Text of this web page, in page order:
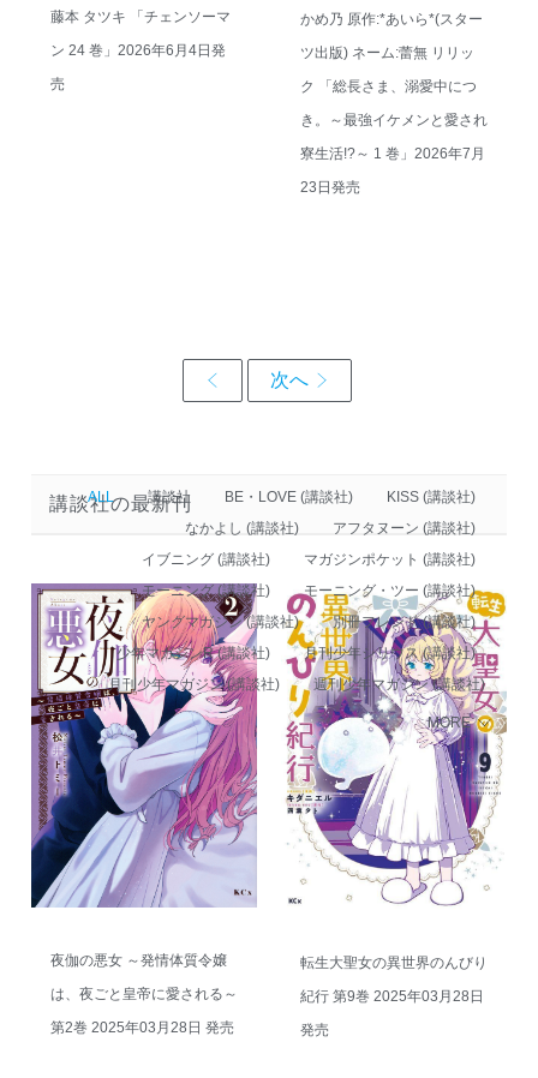
藤本 タツキ 「チェンソーマ
ン 24 巻」2026年6月4日発
売
かめ乃 原作:*あいら*(スター
ツ出版) ネーム:蕾無 リリッ
ク 「総長さま、溺愛中につ
き。～最強イケメンと愛され
寮生活!?～ 1 巻」2026年7月
23日発売
講談社の最新刊
ALL 講談社 BE・LOVE (講談社)
KISS (講談社)
なかよし (講談社)
アフタヌーン (講談社)
イブニング (講談社)
マガジンポケット (講談社)
モーニング (講談社)
モーニング・ツー (講談社)
ヤングマガジン (講談社)
別冊フレンド (講談社)
少年マガジンR (講談社)
月刊少年シリウス (講談社)
月刊少年マガジン (講談社)
週刊少年マガジン (講談社)
MORE
夜伽の悪女 ～発情体質令嬢
は、夜ごと皇帝に愛される～
第2巻 2025年03月28日 発売
転生大聖女の異世界のんびり
紀行 第9巻 2025年03月28日
発売